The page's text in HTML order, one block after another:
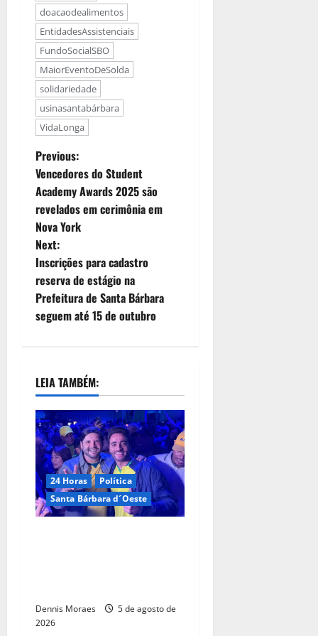
doacaodealimentos
EntidadesAssistenciais
FundoSocialSBO
MaiorEventoDeSolda
solidariedade
usinasantabárbara
VidaLonga
Previous:
Vencedores do Student
Academy Awards 2025 são
revelados em cerimônia em
Nova York
Next:
Inscrições para cadastro
reserva de estágio na
Prefeitura de Santa Bárbara
seguem até 15 de outubro
LEIA TAMBÉM:
24 Horas
Política
Santa Bárbara d´Oeste
Dennis Moraes
5 de agosto de
2026